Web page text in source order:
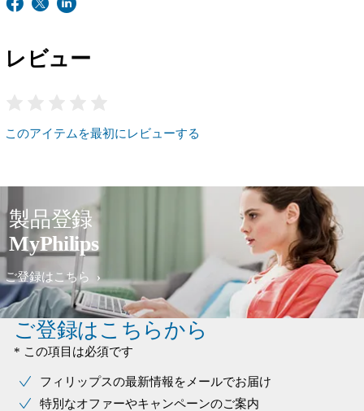
レビュー
このアイテムを最初にレビューする
製品登録
MyPhilips
ご登録はこちら
ご登録はこちらから
* この項目は必須です
フィリップスの最新情報をメールでお届け
特別なオファーやキャンペーンのご案内